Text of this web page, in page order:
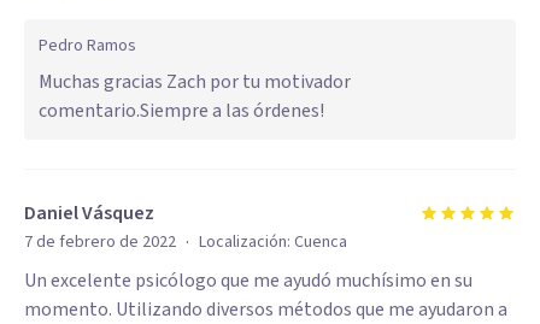
Pedro Ramos
Muchas gracias Zach por tu motivador
comentario.Siempre a las órdenes!
Daniel Vásquez
7 de febrero de 2022 · Localización: Cuenca
Un excelente psicólogo que me ayudó muchísimo en su
momento. Utilizando diversos métodos que me ayudaron a